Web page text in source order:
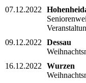
07.12.2022
09.12.2022
Dessau
16.12.2022
Wurzen